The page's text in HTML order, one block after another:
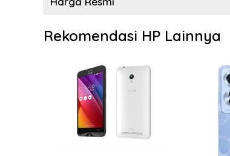
Rekomendasi HP Lainnya